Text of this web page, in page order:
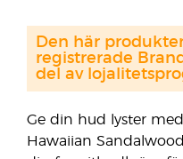
Ge din hud lyster
Hawaiian
Den här
registrerade
del av